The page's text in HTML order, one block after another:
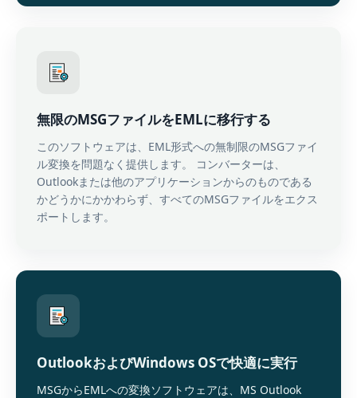
無限のMSGファイルをEMLに移行する
このソフトウェアは、EML形式への無制限のMSGファイ
ル変換を問題なく提供します。 コンバーターは、
Outlookまたは他のアプリケーションからのものである
かどうかにかかわらず、すべてのMSGファイルをエクス
ポートします。
OutlookおよびWindows OSで快適に実行
MSGからEMLへの変換ソフトウェアは、MS Outlook